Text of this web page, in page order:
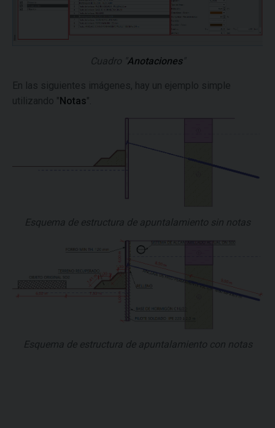
Cuadro "Anotaciones"
En las siguientes imágenes, hay un ejemplo simple
utilizando "Notas".
Esquema de estructura de apuntalamiento sin notas
Esquema de estructura de apuntalamiento con notas